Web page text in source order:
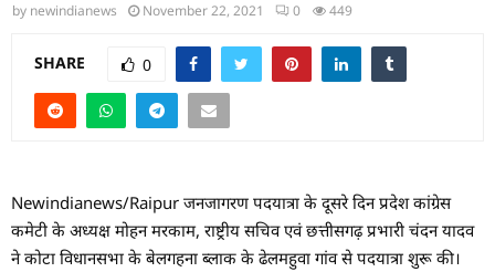
by newindianews November 22, 2021 0 449
SHARE 0
Newindianews/Raipur जनजागरण पदयात्रा के दूसरे दिन प्रदेश कांग्रेस
कमेटी के अध्यक्ष मोहन मरकाम, राष्ट्रीय सचिव एवं छत्तीसगढ़ प्रभारी चंदन यादव
ने कोटा विधानसभा के बेलगहना ब्लाक के ढेलमहुवा गांव से पदयात्रा शुरू की।